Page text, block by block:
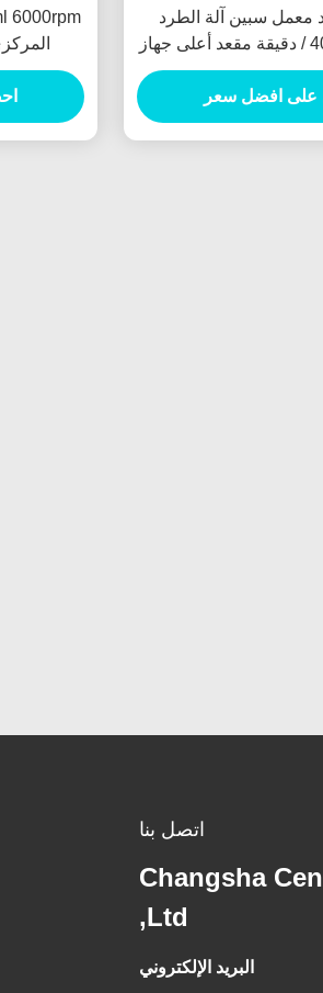
معمل سبين آلة الطرد
المركزي ، 4000r / دقيقة مقعد أعلى جهاز
مركزي رقمي
على افضل سعر
اتصل بنا
Changsha
Ltd,
البريد الإلكتروني